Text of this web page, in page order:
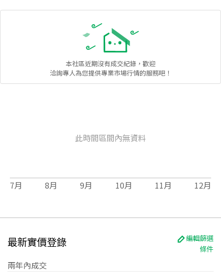
本社區近期沒有成交紀錄，歡迎
洽詢專人為您提供專業市場行情的服務吧！
此時間區間內無資料
7月 8月 9月 10月 11月 12月
最新實價登錄
編輯篩選
條件
兩年內成交